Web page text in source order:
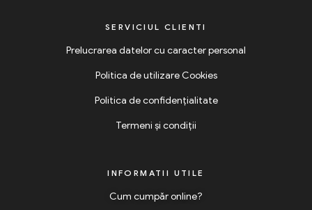
SERVICIUL CLIENTI
Prelucrarea datelor cu caracter personal
Politica de utilizare Cookies
Politica de confidențialitate
Termeni și condiții
INFORMATII UTILE
Cum cumpăr online?